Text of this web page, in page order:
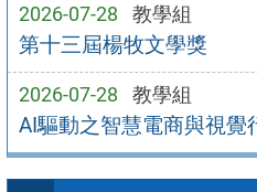
2026-07-28 教學組
第十三屆楊牧文學獎
2026-07-28 教學組
AI驅動之智慧電商與視覺